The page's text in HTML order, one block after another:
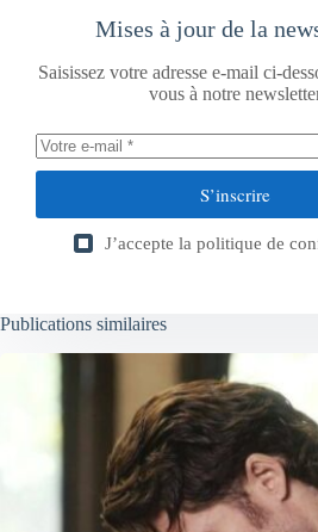
Mises à jour de la
Saisissez votre adresse e-mail ci-
vous à notre
S’inscrire
J’accepte la politique de
Publications similaires